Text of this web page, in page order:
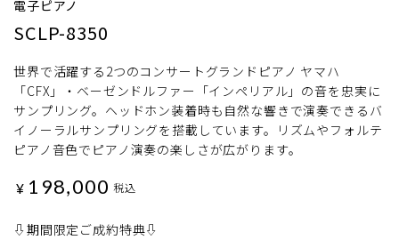
電子ピアノ
SCLP-8350
世界で活躍する2つのコンサートグランドピアノ ヤマハ
「CFX」・ベーゼンドルファー「インペリアル」の音を忠実に
サンプリング。ヘッドホン装着時も自然な響きで演奏できるバ
イノーラルサンプリングを搭載しています。リズムやフォルテ
ピアノ音色でピアノ演奏の楽しさが広がります。
¥ 198,000 税込
⇩期間限定ご成約特典⇩